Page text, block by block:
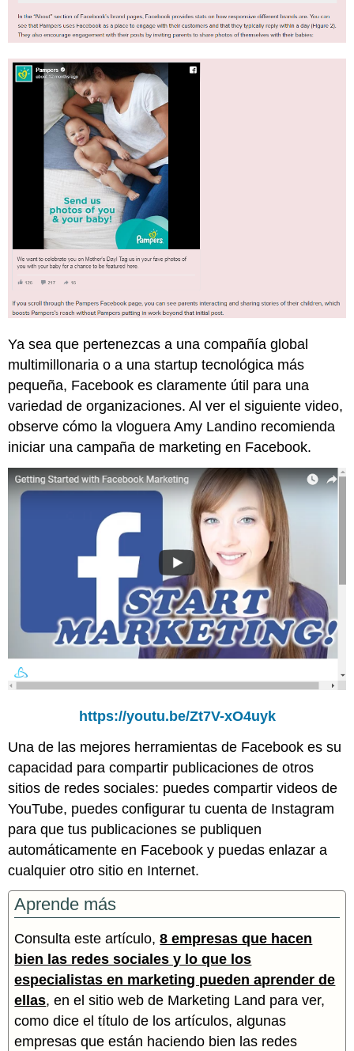
Ya sea que pertenezcas a una compañía global
multimillonaria o a una startup tecnológica más
pequeña, Facebook es claramente útil para una
variedad de organizaciones. Al ver el siguiente video,
observe cómo la vloguera Amy Landino recomienda
iniciar una campaña de marketing en Facebook.
https://youtu.be/Zt7V-xO4uyk
Una de las mejores herramientas de Facebook es su
capacidad para compartir publicaciones de otros
sitios de redes sociales: puedes compartir videos de
YouTube, puedes configurar tu cuenta de Instagram
para que tus publicaciones se publiquen
automáticamente en Facebook y puedas enlazar a
cualquier otro sitio en Internet.
Aprende más
Consulta este artículo,8 empresas que hacen
bien las redes sociales y lo que los
especialistas en marketing pueden aprender de
ellas, en el sitio web de Marketing Land para ver,
como dice el título de los artículos, algunas
empresas que están haciendo bien las redes